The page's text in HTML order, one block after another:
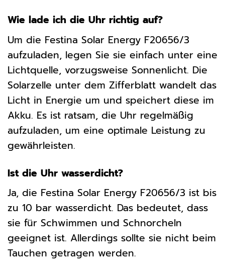
Wie lade ich die Uhr richtig auf?
Um die Festina Solar Energy F20656/3
aufzuladen, legen Sie sie einfach unter eine
Lichtquelle, vorzugsweise Sonnenlicht. Die
Solarzelle unter dem Zifferblatt wandelt das
Licht in Energie um und speichert diese im
Akku. Es ist ratsam, die Uhr regelmäßig
aufzuladen, um eine optimale Leistung zu
gewährleisten.
Ist die Uhr wasserdicht?
Ja, die Festina Solar Energy F20656/3 ist bis
zu 10 bar wasserdicht. Das bedeutet, dass
sie für Schwimmen und Schnorcheln
geeignet ist. Allerdings sollte sie nicht beim
Tauchen getragen werden.